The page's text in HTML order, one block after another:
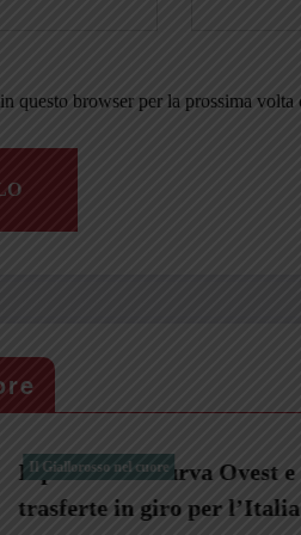
questo browser per la prossima volta
Il Giallorosso nel cuore
Dalla Germania con
Vittorio e il